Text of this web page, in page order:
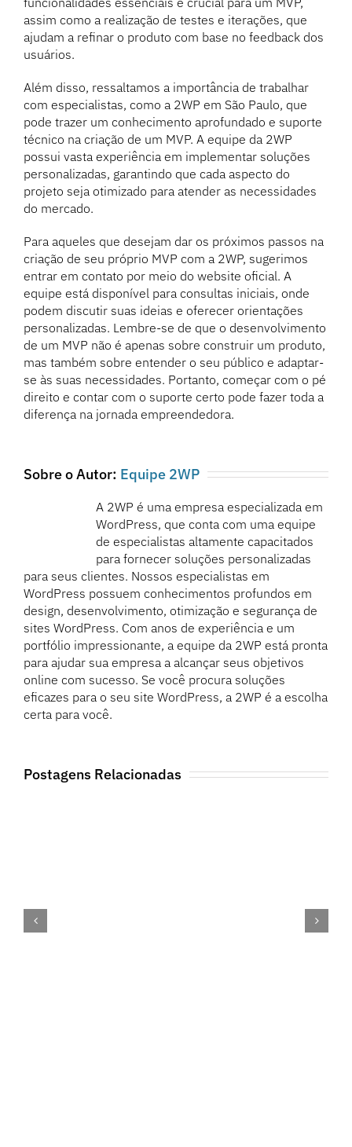
assim como a realização de testes e iterações, que
ajudam a refinar o produto com base no feedback dos
usuários.
Além disso, ressaltamos a importância de trabalhar
com especialistas, como a 2WP em São Paulo, que
pode trazer um conhecimento aprofundado e suporte
técnico na criação de um MVP. A equipe da 2WP
possui vasta experiência em implementar soluções
personalizadas, garantindo que cada aspecto do
projeto seja otimizado para atender as necessidades
do mercado.
Para aqueles que desejam dar os próximos passos na
criação de seu próprio MVP com a 2WP, sugerimos
entrar em contato por meio do website oficial. A
equipe está disponível para consultas iniciais, onde
podem discutir suas ideias e oferecer orientações
personalizadas. Lembre-se de que o desenvolvimento
de um MVP não é apenas sobre construir um produto,
mas também sobre entender o seu público e adaptar-
se às suas necessidades. Portanto, começar com o pé
direito e contar com o suporte certo pode fazer toda a
diferença na jornada empreendedora.
Sobre o Autor: Equipe 2WP
A 2WP é uma empresa especializada em
WordPress, que conta com uma equipe
de especialistas altamente capacitados
para fornecer soluções personalizadas
para seus clientes. Nossos especialistas em
WordPress possuem conhecimentos profundos em
design, desenvolvimento, otimização e segurança de
sites WordPress. Com anos de experiência e um
portfólio impressionante, a equipe da 2WP está pronta
para ajudar sua empresa a alcançar seus objetivos
online com sucesso. Se você procura soluções
eficazes para o seu site WordPress, a 2WP é a escolha
certa para você.
Postagens Relacionadas